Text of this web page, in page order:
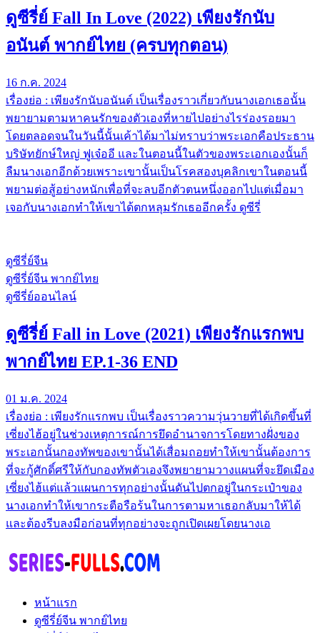
ดูซีรี่ย์ Fall In Love (2022) เพียงรักนับ
อนันต์ พากย์ไทย (ครบทุกตอน)
16 ก.ค. 2024
เรื่องย่อ : เพียงรักนับอนันต์ เป็นเรื่องราวเกี่ยวกับนางเอกเธอนั้น
พยายามตามหาคนรักของตัวเองที่หายไปอย่างไรร่องรอยมา
โดยตลอดจนในวันนี้นั้นเค้าได้มาไม่ทราบว่าพระเอกคือประธาน
บริษัทยักษ์ใหญ่ ฟูเจ๋ออี และในตอนนี้ในตัวของพระเอกเองนั้นก็
ลืมนางเอกอีกด้วยเพราะเขานั้นเป็นโรคสองบุคลิกเขาในตอนนี้
พยามต่อสู้อย่างหนักเพื่อที่จะลบอีกตัวตนหนึ่งออกไปแต่เมื่อมา
เจอกับนางเอกทำให้เขาได้ตกหลุมรักเธออีกครั้ง ดูซีรี่
ดูซีรี่ย์จีน
ดูซีรี่ย์จีน พากย์ไทย
ดูซีรี่ย์ออนไลน์
ดูซีรี่ย์ Fall in Love (2021) เพียงรักแรกพบ
พากย์ไทย EP.1-36 END
01 ม.ค. 2024
เรื่องย่อ : เพียงรักแรกพบ เป็นเรื่องราวความวุ่นวายที่ได้เกิดขึ้นที่
เซี่ยงไฮ้อยู่ในช่วงเหตุการณ์การยึดอำนาจการโดยทางฝั่งของ
พระเอกนั้นกองทัพของเขานั้นได้เสื่อมถอยทำให้เขานั้นต้องการ
ที่จะกู้ศักดิ์ศรีให้กับกองทัพตัวเองจึงพยายามวางแผนที่จะยึดเมือง
เซี่ยงไฮ้แต่แล้วแผนการทุกอย่างนั้นดันไปตกอยู่ในกระเป๋าของ
นางเอกทำให้เขากระตือรือร้นในการตามหาเธอกลับมาให้ได้
และต้องรีบลงมือก่อนที่ทุกอย่างจะถูกเปิดเผยโดยนางเอ
หน้าแรก
ดูซีรี่ย์จีน พากย์ไทย